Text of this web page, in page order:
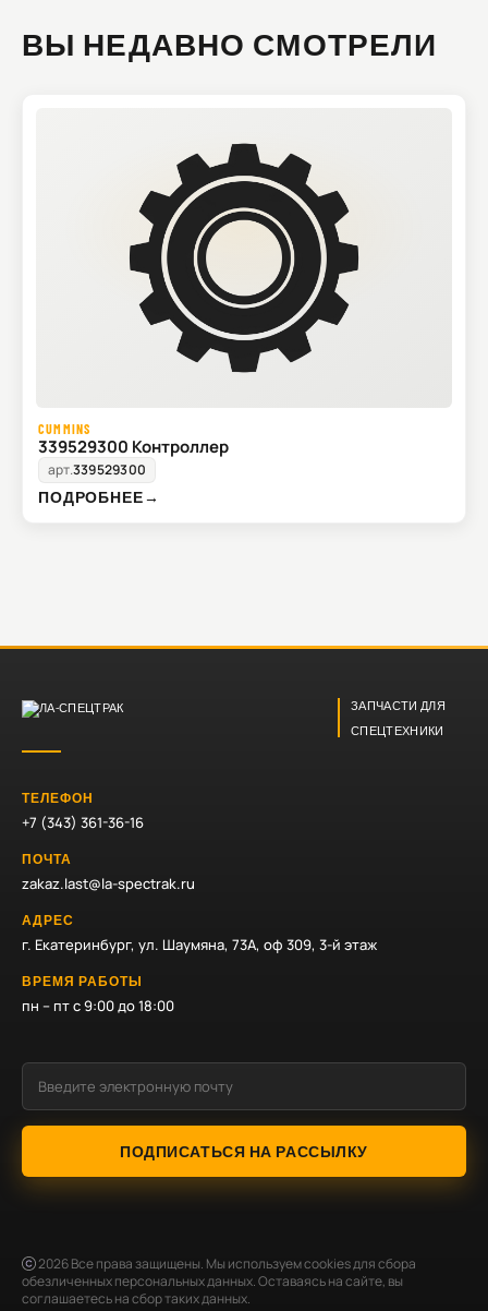
ВЫ НЕДАВНО СМОТРЕЛИ
CUMMINS
339529300 Контроллер
арт.339529300
ПОДРОБНЕЕ→
ЗАПЧАСТИ ДЛЯ
СПЕЦТЕХНИКИ
ТЕЛЕФОН
+7 (343) 361-36-16
ПОЧТА
zakaz.last@la-spectrak.ru
АДРЕС
г. Екатеринбург, ул. Шаумяна, 73А, оф 309, 3-й этаж
ВРЕМЯ РАБОТЫ
пн – пт с 9:00 до 18:00
ПОДПИСАТЬСЯ НА РАССЫЛКУ
2026Все права защищены. Мы используем cookies для сбора
обезличенных персональных данных. Оставаясь на сайте, вы
соглашаетесь на сбор таких данных.